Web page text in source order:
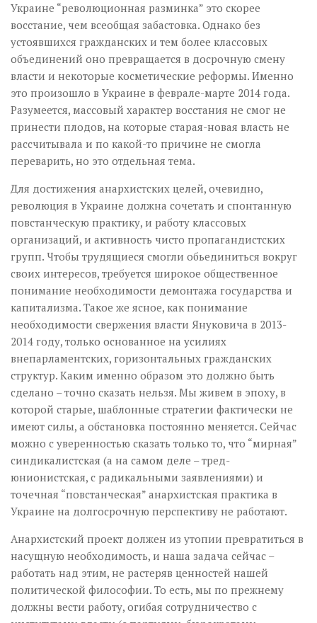
Украине “революционная разминка” это скорее
восстание, чем всеобщая забастовка. Однако без
устоявшихся гражданских и тем более классовых
объединений оно превращается в досрочную смену
власти и некоторые косметические реформы. Именно
это произошло в Украине в феврале-марте 2014 года.
Разумеется, массовый характер восстания не смог не
принести плодов, на которые старая-новая власть не
рассчитывала и по какой-то причине не смогла
переварить, но это отдельная тема.
Для достижения анархистских целей, очевидно,
революция в Украине должна сочетать и спонтанную
повстанческую практику, и работу классовых
организаций, и активность чисто пропагандистских
групп. Чтобы трудящиеся смогли обьединиться вокруг
своих интересов, требуется широкое общественное
понимание необходимости демонтажа государства и
капитализма. Такое же ясное, как понимание
необходимости свержения власти Януковича в 2013-
2014 году, только основанное на усилиях
внепарламентских, горизонтальных гражданских
структур. Каким именно образом это должно быть
сделано – точно сказать нельзя. Мы живем в эпоху, в
которой старые, шаблонные стратегии фактически не
имеют силы, а обстановка постоянно меняется. Сейчас
можно с уверенностью сказать только то, что “мирная”
синдикалистская (а на самом деле – тред-
юнионистская, с радикальными заявлениями) и
точечная “повстанческая” анархистская практика в
Украине на долгосрочную перспективу не работают.
Анархистский проект должен из утопии превратиться в
насущную необходимость, и наша задача сейчас –
работать над этим, не растеряв ценностей нашей
политической философии. То есть, мы по прежнему
должны вести работу, огибая сотрудничество с